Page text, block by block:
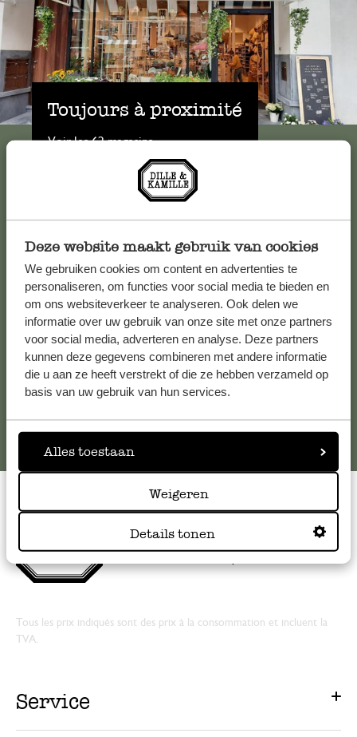
Deze website maakt gebruik van cookies
We gebruiken cookies om content en advertenties te
personaliseren, om functies voor social media te bieden en
om ons websiteverkeer te analyseren. Ook delen we
informatie over uw gebruik van onze site met onze partners
voor social media, adverteren en analyse. Deze partners
kunnen deze gegevens combineren met andere informatie
die u aan ze heeft verstrekt of die ze hebben verzameld op
basis van uw gebruik van hun services.
Alles toestaan
Weigeren
Details tonen
Toujours à proximité
Voir les 62 magasins
Service clientèle
Pour toute question ou demande de conseil ou d’aide,
veuillez contacter notre service clientèle. Ou retrouvez ici
nos réponses auxquestions les plus fréquemment posées
serviceclientele@dille-kamille.com
Service client en ligne
Tous les prix indiqués sont des prix à la consommation et incluent la
TVA.
Service